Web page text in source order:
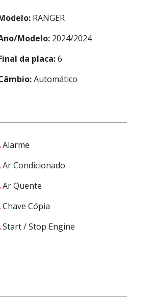
RANGER
Modelo: 2024/2024
da placa:6
Automático
Alarme
Ar Condicionado
Ar Quente
Chave Cópia
Start / Stop Engine